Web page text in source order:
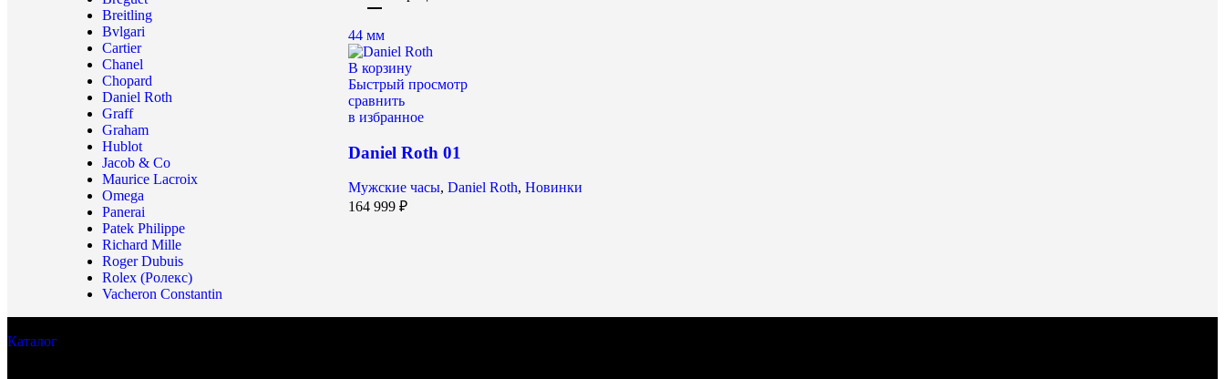
Breitling
Bvlgari
Cartier
Chanel
Chopard
Daniel Roth
Graff
Graham
Hublot
Jacob & Co
Maurice Lacroix
Omega
Panerai
Patek Philippe
Richard Mille
Roger Dubuis
Rolex (Ролекс)
Vacheron Constantin
44 мм
В корзину
Быстрый просмотр
сравнить
в избранное
Daniel Roth 01
Мужские часы, Daniel Roth, Новинки
164 999 ₽
Каталог